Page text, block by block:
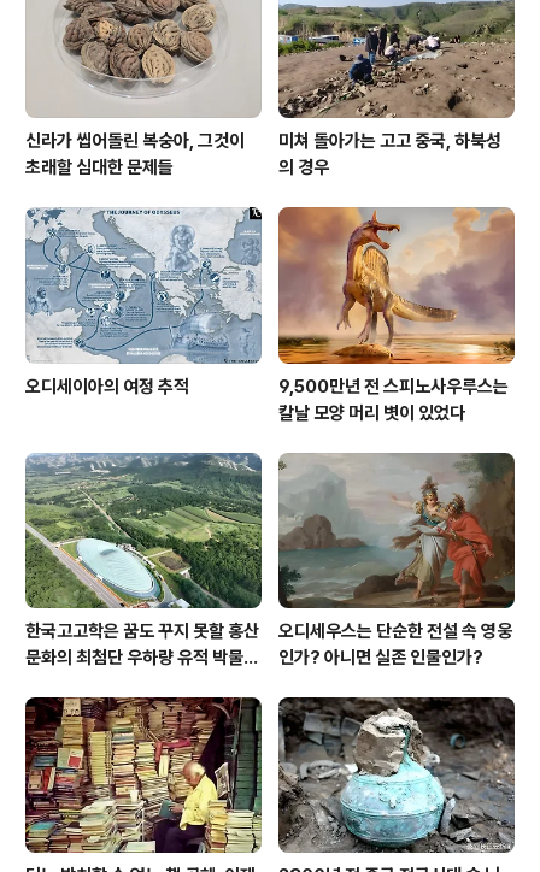
디에서 저딴 것들을 논문이라 써제끼는가? 지구상 오직 두
지역밖에 없다. 대한민국이랑 일..
신라가 씹어돌린 복숭아, 그것이
초래할 심대한 문제들
미쳐 돌아가는 고고 중국, 하북성
의 경우
오디세이아의 여정 추적
9,500만년 전 스피노사우루스는
칼날 모양 머리 볏이 있었다
한국고고학은 꿈도 꾸지 못할 홍산
문화의 최첨단 우하량 유적 박물관
오디세우스는 단순한 전설 속 영웅
인가? 아니면 실존 인물인가?